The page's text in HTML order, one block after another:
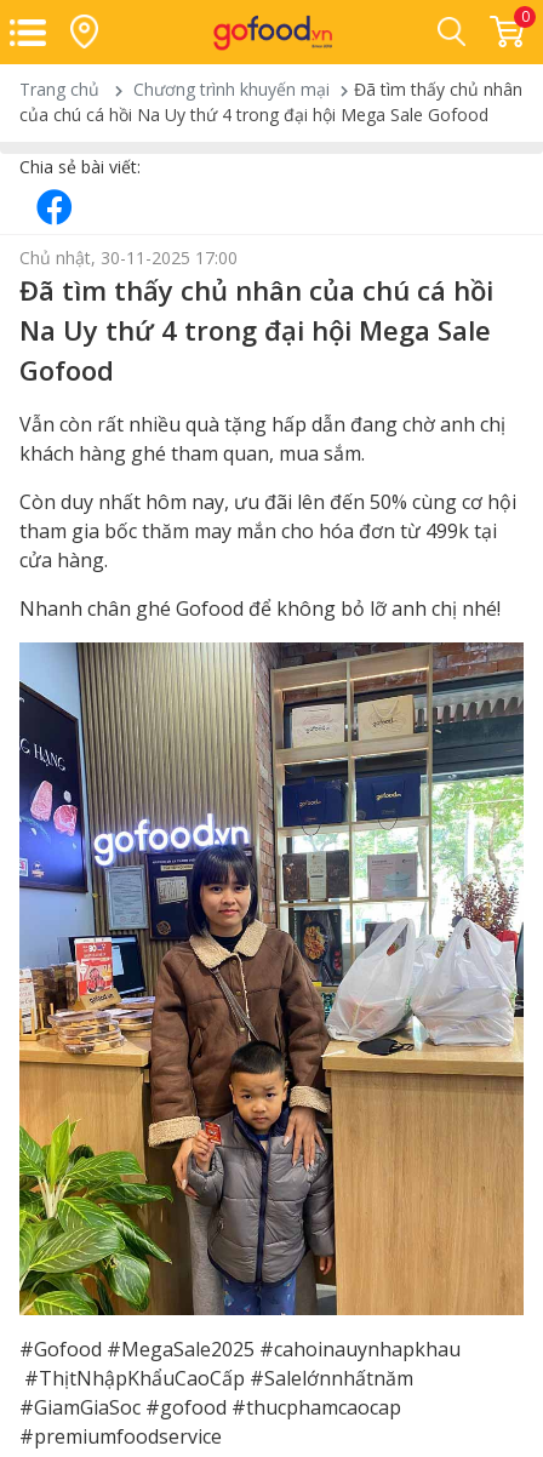
0
Trang chủ Chương trình khuyến mại
Đã tìm thấy chủ nhân
của chú cá hồi Na Uy thứ 4 trong đại hội Mega Sale Gofood
Chia sẻ bài viết:
Chủ nhật, 30-11-2025 17:00
Đã tìm thấy chủ nhân của chú cá hồi
Na Uy thứ 4 trong đại hội Mega Sale
Gofood
Vẫn còn rất nhiều quà tặng hấp dẫn đang chờ anh chị
khách hàng ghé tham quan, mua sắm.
Còn duy nhất hôm nay, ưu đãi lên đến 50% cùng cơ hội
tham gia bốc thăm may mắn cho hóa đơn từ 499k tại
cửa hàng.
Nhanh chân ghé Gofood để không bỏ lỡ anh chị nhé!
#Gofood #MegaSale2025 #cahoinauynhapkhau
#ThịtNhậpKhẩuCaoCấp #Salelớnnhấtnăm
#GiamGiaSoc #gofood #thucphamcaocap
#premiumfoodservice